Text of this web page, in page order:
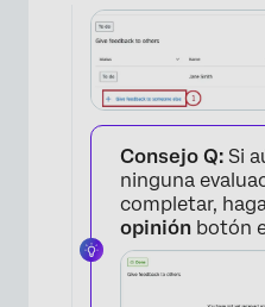
Consejo Q: Si
ninguna
completar,
opinión botón